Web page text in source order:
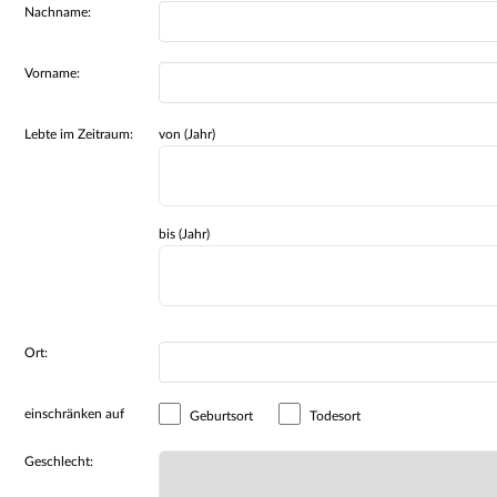
Nachname:
Vorname:
Lebte im Zeitraum: von (Jahr)
bis (Jahr)
Ort:
einschränken auf Geburtsort Todesort
Geschlecht: